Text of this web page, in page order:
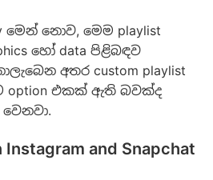
මෙන් නොව, මෙම playlist
හෝ data පිළිබඳව
අතර custom playlist
option එකක් ඇති බවක්ද
Instagram and Snapchat